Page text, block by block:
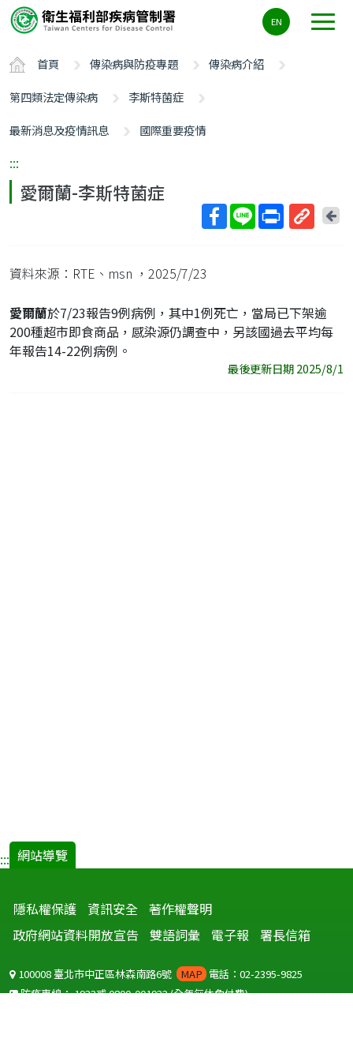
要
容
ALT+C
EN
首頁 傳染病與防疫專題
傳染病介紹
第四類法定傳染病
李斯特菌症
最新消息及疫情訊息
國際重要疫情
:::
愛爾蘭-李斯特菌症
址
回
資料來源：RTE、msn ，2025/7/23
愛爾蘭於7/23報告9例病例，其中1例死亡，當局已下架逾
200種超市即食商品，感染源仍調查中，另該國過去平均每
年報告14-22例病例。
最後更新日期 2025/8/1
::: 網站導覽
隱私權保護 資訊安全 著作權聲明
政府網站資料開放宣告
雙語詞彙 電子報 署長信箱
100008 臺北市中正區林森南路6號 MAP 電話：02-2395-9825
防疫專線：1922或0800-001922(全年無休免付費)